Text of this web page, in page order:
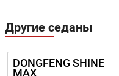
Цена от:
2 831 990 ₽
В кредит от:
38 639 ₽/мес.
Другие седаны
DONGFENG SHINE
MAX